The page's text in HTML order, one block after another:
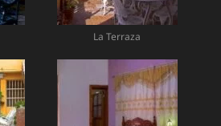
La Terraza